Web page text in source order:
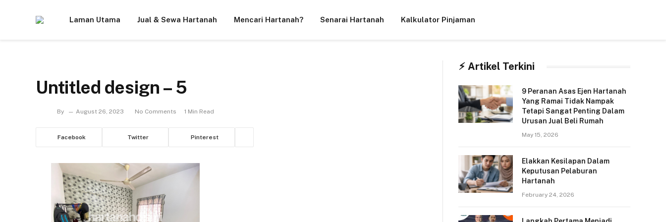
Laman Utama Jual & Sewa Hartanah Mencari Hartanah? Senarai Hartanah Kalkulator Pinjaman
Untitled design – 5
By August 26, 2023 No Comments 1 Min Read
Facebook Twitter Pinterest
⚡︎ Artikel Terkini
9 Peranan Asas Ejen Hartanah
Yang Ramai Tidak Nampak
Tetapi Sangat Penting Dalam
Urusan Jual Beli Rumah
May 15, 2026
Elakkan Kesilapan Dalam
Keputusan Pelaburan
Hartanah
February 24, 2026